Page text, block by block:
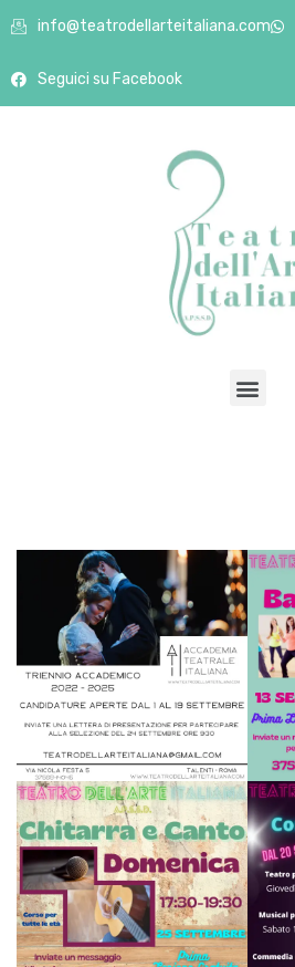
info@teatrodellarteitaliana.com
Seguici su Facebook